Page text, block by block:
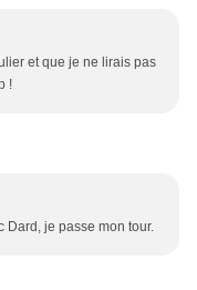
et que je ne lirais pas
!
Dard, je passe mon tour.